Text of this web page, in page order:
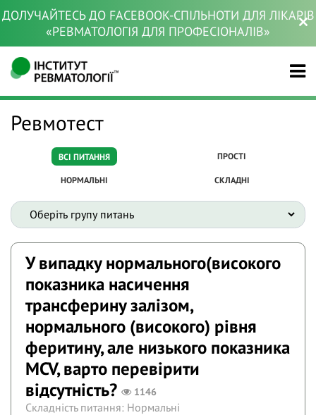
ДОЛУЧАЙТЕСЬ ДО FACEBOOK-СПІЛЬНОТИ ДЛЯ ЛІКАРІВ
«РЕВМАТОЛОГІЯ ДЛЯ ПРОФЕСІОНАЛІВ»
Ревмотест
ВСІ ПИТАННЯ ПРОСТІ
НОРМАЛЬНІ СКЛАДНІ
У випадку нормального(високого
показника насичення
трансферину залізом,
нормального (високого) рівня
феритину, але низького показника
MCV, варто перевірити
відсутність?
1146
Складність питання: Нормальні